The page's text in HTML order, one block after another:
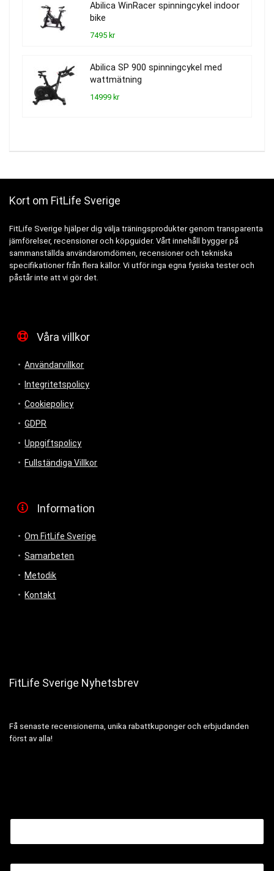
Abilica WinRacer spinningcykel indoor
bike
7495 kr
Abilica SP 900 spinningcykel med
wattmätning
14999 kr
Kort om FitLife Sverige
FitLife Sverige hjälper dig välja träningsprodukter genom transparenta
jämförelser, recensioner och köpguider. Vårt innehåll bygger på
sammanställda användaromdömen, recensioner och tekniska
specifikationer från flera källor. Vi utför inga egna fysiska tester och
påstår inte att vi gör det.
Våra villkor
Användarvillkor
Integritetspolicy
Cookiepolicy
GDPR
Uppgiftspolicy
Fullständiga Villkor
Information
Om FitLife Sverige
Samarbeten
Metodik
Kontakt
FitLife Sverige Nyhetsbrev
Få senaste recensionerna, unika rabattkuponger och erbjudanden
först av alla!
N